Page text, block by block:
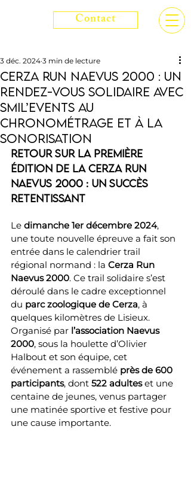
Contact
Cerza Run Naevus 2000 : un
rendez-vous solidaire avec
Smil’Events au
chronométrage et à la
sonorisation
3 déc. 2024 3 min de lecture
Retour sur la première
édition de la Cerza Run
Naevus 2000 : un succès
retentissant
Le dimanche 1er décembre 2024,
une toute nouvelle épreuve a fait son
entrée dans le calendrier trail
régional normand : la Cerza Run
Naevus 2000. Ce trail solidaire s’est
déroulé dans le cadre exceptionnel
du parc zoologique de Cerza, à
quelques kilomètres de Lisieux.
Organisé par l’association Naevus
2000, sous la houlette d’Olivier
Halbout et son équipe, cet
événement a rassemblé près de 600
participants, dont 522 adultes et une
centaine de jeunes, venus partager
une matinée sportive et festive pour
une cause importante.